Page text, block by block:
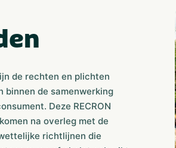
de rechten en plichten
binnen de samenwerking
Deze RECRON
na overleg met de
richtlijnen die